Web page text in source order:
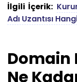
İlgili İçerik:
Adı Uzantısı
Domain
Ne